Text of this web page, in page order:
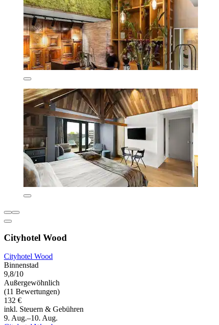
Cityhotel Wood
Cityhotel Wood
Binnenstad
9,8/10
Außergewöhnlich
(11 Bewertungen)
132 €
inkl. Steuern & Gebühren
9. Aug.–10. Aug.